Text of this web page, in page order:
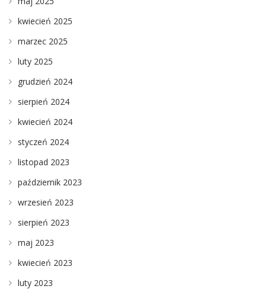
kwiecień 2025
marzec 2025
luty 2025
grudzień 2024
sierpień 2024
kwiecień 2024
styczeń 2024
listopad 2023
październik 2023
wrzesień 2023
sierpień 2023
maj 2023
kwiecień 2023
luty 2023